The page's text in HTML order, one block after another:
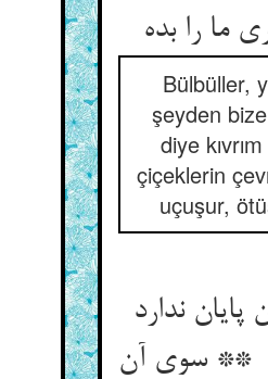
Bülbüller,
şeyden
diye kıvrım
çiçeklerin
uçuşur,
ندارد
** سوی آن